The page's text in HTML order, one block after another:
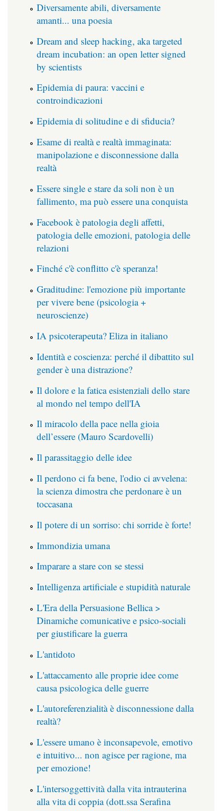
Diversamente abili, diversamente
amanti... una poesia
Dream and sleep hacking, aka targeted
dream incubation: an open letter signed
by scientists
Epidemia di paura: vaccini e
controindicazioni
Epidemia di solitudine e di sfiducia?
Esame di realtà e realtà immaginata:
manipolazione e disconnessione dalla
realtà
Essere single e stare da soli non è un
fallimento, ma può essere una conquista
Facebook è patologia degli affetti,
patologia delle emozioni, patologia delle
relazioni
Finché c'è conflitto c'è speranza!
Graditudine: l'emozione più importante
per vivere bene (psicologia +
neuroscienze)
IA psicoterapeuta? Eliza in italiano
Identità e coscienza: perché il dibattito sul
gender è una distrazione?
Il dolore e la fatica esistenziali dello stare
al mondo nel tempo dell'IA
Il miracolo della pace nella gioia
dell’essere (Mauro Scardovelli)
Il parassitaggio delle idee
Il perdono ci fa bene, l'odio ci avvelena:
la scienza dimostra che perdonare è un
toccasana
Il potere di un sorriso: chi sorride è forte!
Immondizia umana
Imparare a stare con se stessi
Intelligenza artificiale e stupidità naturale
L'Era della Persuasione Bellica >
Dinamiche comunicative e psico-sociali
per giustificare la guerra
L'antidoto
L'attaccamento alle proprie idee come
causa psicologica delle guerre
L'autoreferenzialità è disconnessione dalla
realtà?
L'essere umano è inconsapevole, emotivo
e intuitivo... non agisce per ragione, ma
per emozione!
L'intersoggettività dalla vita intrauterina
alla vita di coppia (dott.ssa Serafina